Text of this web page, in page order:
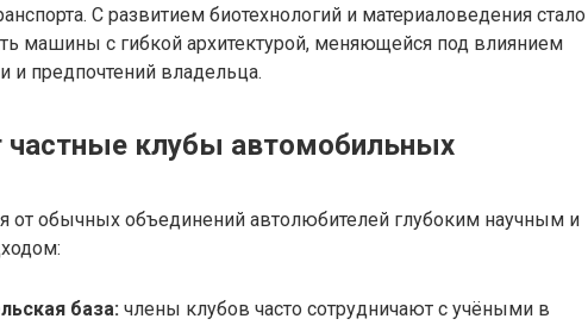
С развитием биотехнологий и материаловедения стало
машины с гибкой архитектурой, меняющейся под влиянием
и предпочтений владельца.
частные клубы автомобильных
от обычных объединений автолюбителей глубоким научным и
база: члены клубов часто сотрудничают с учёными в